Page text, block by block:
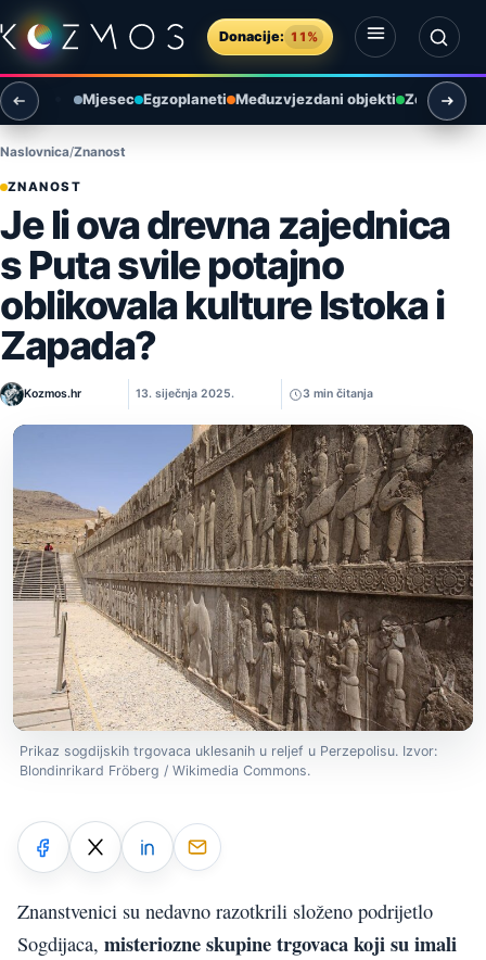
Preskoči na sadržaj
Donacije: 11%
Otvori izbornik
Otvori pretragu
Mjesec Egzoplaneti Međuzvjezdani objekti Zemlja i
Naslovnica Znanost
ZNANOST
Je li ova drevna zajednica
s Puta svile potajno
oblikovala kulture Istoka i
Zapada?
Kozmos.hr 13. siječnja 2025. 3 min čitanja
Prikaz sogdijskih trgovaca uklesanih u reljef u Perzepolisu. Izvor:
Blondinrikard Fröberg / Wikimedia Commons.
Znanstvenici su nedavno razotkrili složeno podrijetlo
Sogdijaca, misteriozne skupine trgovaca koji su imali